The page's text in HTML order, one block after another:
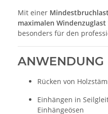
Mit einer
maximalen
besonders für den
ANWENDUNG
Rücken von
Einhängen in
Einhängeösen